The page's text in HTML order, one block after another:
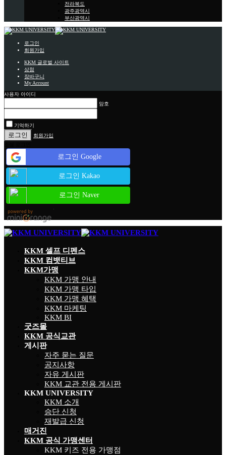
전라북도
광주광역시
부산광역시
로그인
회원가입
KKM 글로벌 사이트
상점
장바구니
My Account
사용자 아이디
암호
기억하기
회원가입
로그인 Google
로그인 Kakao
로그인 Naver
KKM 셀프 디펜스
KKM 컴뱃티브
KKM가맹
KKM 가맹 안내
KKM 가맹 타입
KKM 가맹 혜택
KKM 마케팅
KKM BI
굿즈몰
KKM 공식교관
게시판
자주 묻는 질문
공지사항
자유 게시판
KKM 교관 전용 게시판
KKM UNIVERSITY
KKM 소개
승단 신청
재발급 신청
매거진
KKM 공식 가맹센터
KKM 키즈 전용 가맹점